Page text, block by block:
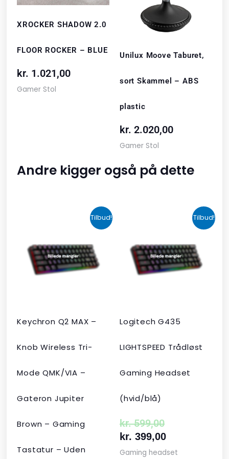
XROCKER SHADOW 2.0
FLOOR ROCKER – BLUE
kr. 1.021,00
Gamer Stol
Unilux Moove Taburet,
sort Skammel – ABS
plastic
kr. 2.020,00
Gamer Stol
Andre kigger også på dette
Tilbud!
Keychron Q2 MAX –
Knob Wireless Tri-
Mode QMK/VIA –
Gateron Jupiter
Brown – Gaming
Tastatur – Uden
oprindelige
pris
var:
kr. 2.190,00.
Den
aktuelle
pris
er:
kr. 1.465,00.
Tilbud!
Logitech G435
LIGHTSPEED Trådløst
Gaming Headset
(hvid/blå)
kr.599,00
oprindelige
pris
var:
kr. 599,00.
kr. 399,00
aktuelle
pris
er:
kr. 399,00.
Gaming headset